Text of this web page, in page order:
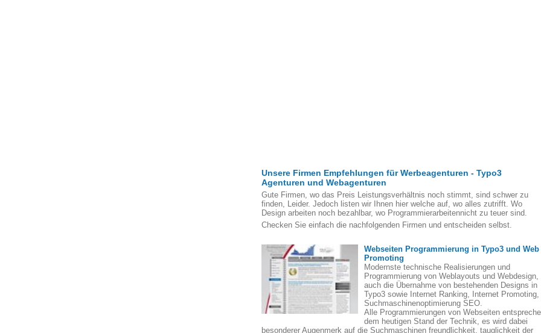
Unsere Firmen Empfehlungen für Werbeagenturen - Typo3
Agenturen und Webagenturen
Gute Firmen, wo das Preis Leistungsverhältnis noch stimmt, sind schwer zu
finden, Leider. Jedoch listen wir Ihnen hier welche auf, wo alles zutrifft. Wo
Design arbeiten noch bezahlbar, wo Programmierarbeitennicht zu teuer sind.
Checken Sie einfach die nachfolgenden Firmen und entscheiden selbst.
Webseiten Programmierung in Typo3 und Web
Promoting
Modernste technische Realisierungen und
Programmierung von Weblayouts und Webdesign,
auch die Übernahme von bestehenden Designs in
Typo3 sowie Internet Ranking, Internet Promoting,
Suchmaschinenoptimierung SEO.
Alle Programmierungen von Webseiten
dem heutigen Stand der Technik, es wird dabei
besonderer Augenmerk auf die Suchmaschinen freundlichkeit, tauglichkeit der